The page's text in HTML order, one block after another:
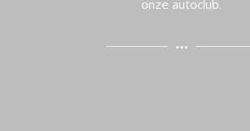
onze autoclub.